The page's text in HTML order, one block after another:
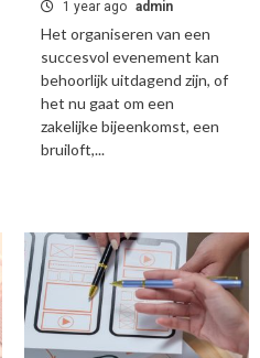
1 year ago admin
Het organiseren van een
succesvol evenement kan
behoorlijk uitdagend zijn, of
het nu gaat om een
zakelijke bijeenkomst, een
bruiloft,...